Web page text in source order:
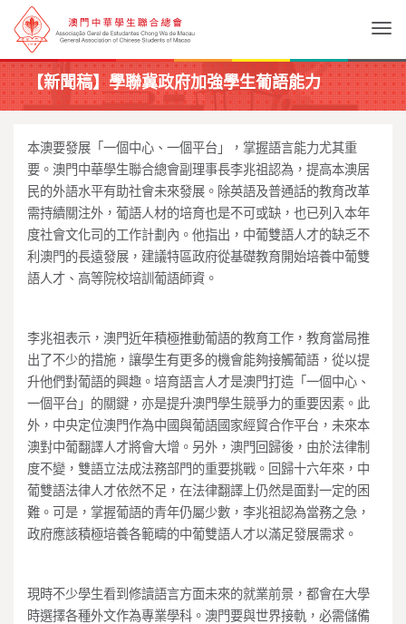
【新聞稿】學聯冀政府加強學生葡語能力
本澳要發展「一個中心、一個平台」，掌握語言能力尤其重
要。澳門中華學生聯合總會副理事長李兆祖認為，提高本澳居
民的外語水平有助社會未來發展。除英語及普通話的教育改革
需持續關注外，葡語人材的培育也是不可或缺，也已列入本年
度社會文化司的工作計劃內。他指出，中葡雙語人才的缺乏不
利澳門的長遠發展，建議特區政府從基礎教育開始培養中葡雙
語人才、高等院校培訓葡語師資。
李兆祖表示，澳門近年積極推動葡語的教育工作，教育當局推
出了不少的措施，讓學生有更多的機會能夠接觸葡語，從以提
升他們對葡語的興趣。培育語言人才是澳門打造「一個中心、
一個平台」的關鍵，亦是提升澳門學生競爭力的重要因素。此
外，中央定位澳門作為中國與葡語國家經貿合作平台，未來本
澳對中葡翻譯人才將會大增。另外，澳門回歸後，由於法律制
度不變，雙語立法成法務部門的重要挑戰。回歸十六年來，中
葡雙語法律人才依然不足，在法律翻譯上仍然是面對一定的困
難。可是，掌握葡語的青年仍屬少數，李兆祖認為當務之急，
政府應該積極培養各範疇的中葡雙語人才以滿足發展需求。
現時不少學生看到修讀語言方面未來的就業前景，都會在大學
時選擇各種外文作為專業學科。澳門要與世界接軌，必需儲備